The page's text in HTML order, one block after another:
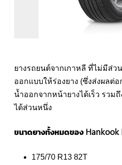
ยางรถยนต์จากเกาหลี ที่ไม่มีส่ว
ออกแบบให้ร่องยาง (ซึ่งส่งผลต่
น้ำออกจากหน้ายางได้เร็ว รวม
ได้ส่วนหนึ่ง
ขนาดยางทั้งหมดของ Hankook
175/70 R13 82T